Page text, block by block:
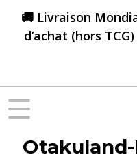
🚚 Livraison
d’achat (hors